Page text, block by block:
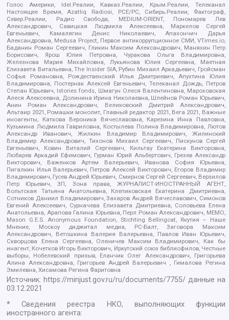
Голос Америки, Idel.Реалии, Кавказ.Реалии, Крым.Реалии, Телеканал
Настоящее Время, Azatliq Radiosi, PCE/PC, Сибирь.Реалии, Фактограф,
Север.Реалии, Радио Свобода, MEDIUM-ORIENT, Пономарев Лев
Александрович, Савицкая Людмила Алексеевна, Маркелов Сергей
Евгеньевич, Камалягин Денис Николаевич, Апахончич Дарья
Александровна, Medusa Project, Первое антикоррупционное СМИ, VTimes.io,
Баданин Роман Сергеевич, Гликин Максим Александрович, Маняхин Петр
Борисович, Ярош Юлия Петровна, Чуракова Ольга Владимировна,
Железнова Мария Михайловна, Лукьянова Юлия Сергеевна, Маетная
Елизавета Витальевна, The Insider SIA, Рубин Михаил Аркадьевич, Гройсман
Софья Романовна, Рождественский Илья Дмитриевич, Апухтина Юлия
Владимировна, Постернак Алексей Евгеньевич, Телеканал Дождь, Петров
Степан Юрьевич, Istories fonds, Шмагун Олеся Валентиновна, Мароховская
Алеся Алексеевна, Долинина Ирина Николаевна, Шлейнов Роман Юрьевич,
Анин Роман Александрович, Великовский Дмитрий Александрович,
Альтаир 2021, Ромашки монолит, Главный редактор 2021, Вега 2021, Важные
иноагенты, Каткова Вероника Вячеславовна, Карезина Инна Павловна,
Кузьмина Людмила Гавриловна, Костылева Полина Владимировна, Лютов
Александр Иванович, Жилкин Владимир Владимирович, Жилинский
Владимир Александрович, Тихонов Михаил Сергеевич, Пискунов Сергей
Евгеньевич, Ковин Виталий Сергеевич, Кильтау Екатерина Викторовна,
Любарев Аркадий Ефимович, Гурман Юрий Альбертович, Грезев Александр
Викторович, Важенков Артем Валерьевич, Иванова София Юрьевна,
Пигалкин Илья Валерьевич, Петров Алексей Викторович, Егоров Владимир
Владимирович, Гусев Андрей Юрьевич, Смирнов Сергей Сергеевич, Верзилов
Петр Юрьевич, ЗП, Зона права, ЖУРНАЛИСТ-ИНОСТРАННЫЙ АГЕНТ,
Вольтская Татьяна Анатольевна, Клепиковская Екатерина Дмитриевна,
Сотников Даниил Владимирович, Захаров Андрей Вячеславович, Симонов
Евгений Алексеевич, Сурначева Елизавета Дмитриевна, Соловьева Елена
Анатольевна, Арапова Галина Юрьевна, Перл Роман Александрович, МЕМО,
Mason G.E.S. Anonymous Foundation, Stichting Bellingcat, Якутия – Наше
Мнение, Москоу диджитал медиа, РС-Балт, Заговора Максим
Александрович, Ветошкина Валерия Валерьевна, Павлов Иван Юрьевич,
Скворцова Елена Сергеевна, Оленичев Максим Владимирович, Как бы
инагент, Кочетков Игорь Викторович, Иркутский союз библиофилов, Честные
выборы, Нобелевский призыв, Еланчик Олег Александрович, Григорьева
Алина Александровна, Григорьев Андрей Валерьевич , Гималова Регина
Эмилевна, Хисамова Регина Фаритовна
Источник: https://minjust.gov.ru/ru/documents/7755/ данные на
03.12.2021
* Сведения реестра НКО, выполняющих функции
иностранного агента: